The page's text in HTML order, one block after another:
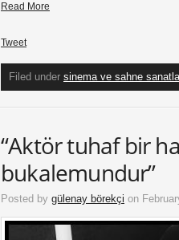
Read More
Tweet
Filed under sinema ve sahne
“Aktör tuhaf bir
bukalemundur”
Posted by gülenay börekçi on